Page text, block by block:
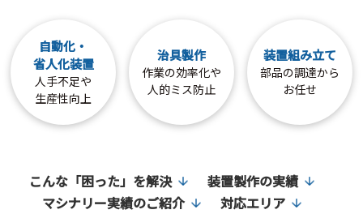
自動化・
省人化装置
人手不足や
生産性向上
治具製作
作業の効率化や
人的ミス防止
装置組み立て
部品の調達から
お任せ
こんな「困った」を解決
装置製作の実績
マシナリー実績のご紹介
対応エリア